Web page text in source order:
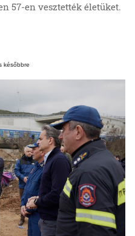
57-en vesztették életüket.
későbbre